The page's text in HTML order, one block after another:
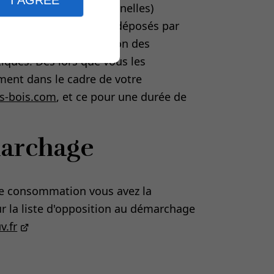
(non personnelles)
Les cookies déposés par
de navigation des
Dès lors que vous les
dans le cadre de votre
bois.com, et ce pour une durée de
consommation vous avez la
la liste d'opposition au démarchage